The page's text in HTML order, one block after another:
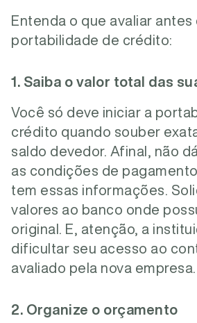
Entenda o que avaliar
portabilidade de crédito:
1. Saiba o valor total das
Você só deve iniciar a
crédito quando souber
saldo devedor. Afinal, não
as condições de
tem essas informações.
valores ao banco onde
original. E, atenção, a
dificultar seu acesso ao
avaliado pela nova empresa.
2. Organize o orçamento